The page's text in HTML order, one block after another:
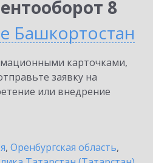
8
Башкортостан
карточками,
заявку на
или внедрение
, Оренбургская область,